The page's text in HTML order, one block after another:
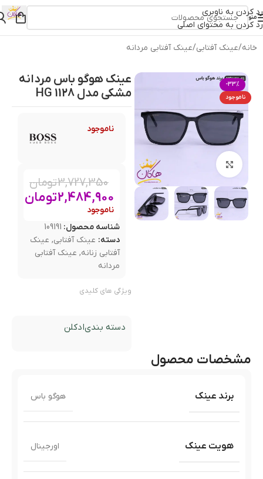
رد کردن به ناوبری
رد کردن به محتوای اصلی
منو
خانه/عینک آفتابی/عینک آفتابی مردانه
-33%
ناموجود
بزرگنمایی تصویر
عینک هوگو باس مردانه
مشکی مدل HG 1128
ناموجود
3,727,350تومان
2,484,900تومان
ناموجود
شناسه محصول: 109191
دسته: عینک آفتابی, عینک
آفتابی زنانه, عینک آفتابی
مردانه
ویژگی های کلیدی
دسته بندیادکلن
مشخصات محصول
برند عینک هوگو باس
هویت عینک اورجینال